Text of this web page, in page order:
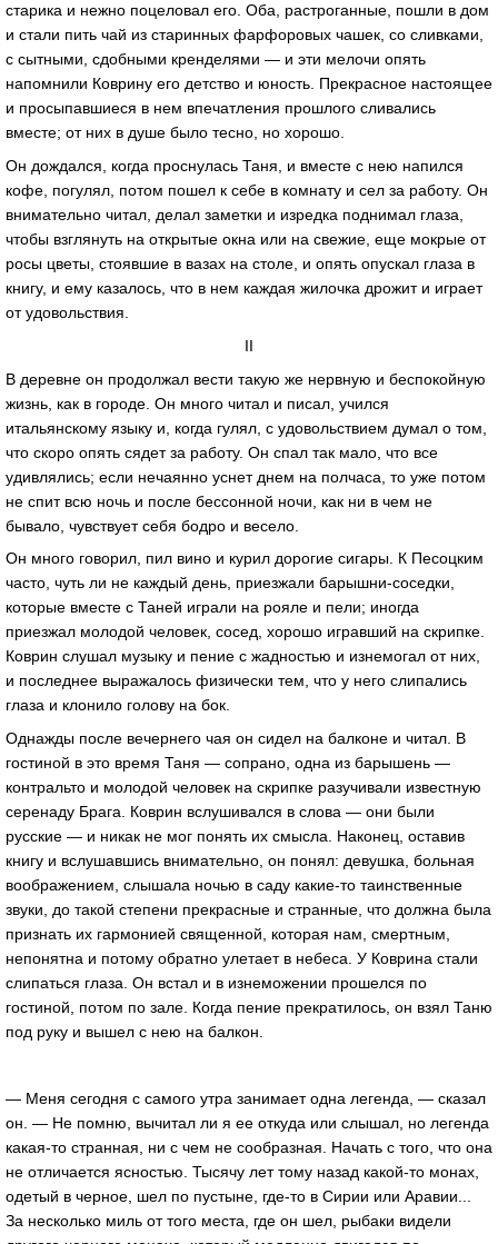
старика и нежно поцеловал его. Оба, растроганные, пошли в дом
и стали пить чай из старинных фарфоровых чашек, со сливками,
с сытными, сдобными кренделями — и эти мелочи опять
напомнили Коврину его детство и юность. Прекрасное настоящее
и просыпавшиеся в нем впечатления прошлого сливались
вместе; от них в душе было тесно, но хорошо.
Он дождался, когда проснулась Таня, и вместе с нею напился
кофе, погулял, потом пошел к себе в комнату и сел за работу. Он
внимательно читал, делал заметки и изредка поднимал глаза,
чтобы взглянуть на открытые окна или на свежие, еще мокрые от
росы цветы, стоявшие в вазах на столе, и опять опускал глаза в
книгу, и ему казалось, что в нем каждая жилочка дрожит и играет
от удовольствия.
II
В деревне он продолжал вести такую же нервную и беспокойную
жизнь, как в городе. Он много читал и писал, учился
итальянскому языку и, когда гулял, с удовольствием думал о том,
что скоро опять сядет за работу. Он спал так мало, что все
удивлялись; если нечаянно уснет днем на полчаса, то уже потом
не спит всю ночь и после бессонной ночи, как ни в чем не
бывало, чувствует себя бодро и весело.
Он много говорил, пил вино и курил дорогие сигары. К Песоцким
часто, чуть ли не каждый день, приезжали барышни-соседки,
которые вместе с Таней играли на рояле и пели; иногда
приезжал молодой человек, сосед, хорошо игравший на скрипке.
Коврин слушал музыку и пение с жадностью и изнемогал от них,
и последнее выражалось физически тем, что у него слипались
глаза и клонило голову на бок.
Однажды после вечернего чая он сидел на балконе и читал. В
гостиной в это время Таня — сопрано, одна из барышень —
контральто и молодой человек на скрипке разучивали известную
серенаду Брага. Коврин вслушивался в слова — они были
русские — и никак не мог понять их смысла. Наконец, оставив
книгу и вслушавшись внимательно, он понял: девушка, больная
воображением, слышала ночью в саду какие-то таинственные
звуки, до такой степени прекрасные и странные, что должна была
признать их гармонией священной, которая нам, смертным,
непонятна и потому обратно улетает в небеса. У Коврина стали
слипаться глаза. Он встал и в изнеможении прошелся по
гостиной, потом по зале. Когда пение прекратилось, он взял Таню
под руку и вышел с нею на балкон.
— Меня сегодня с самого утра занимает одна легенда, — сказал
он. — Не помню, вычитал ли я ее откуда или слышал, но легенда
какая-то странная, ни с чем не сообразная. Начать с того, что она
не отличается ясностью. Тысячу лет тому назад какой-то монах,
одетый в черное, шел по пустыне, где-то в Сирии или Аравии...
За несколько миль от того места, где он шел, рыбаки видели